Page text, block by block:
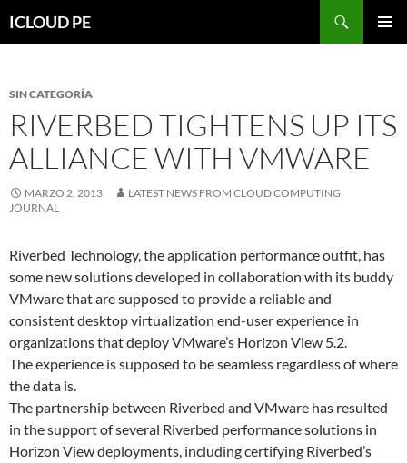
hacia
ICLOUD PE
SIN CATEGORÍA
RIVERBED TIGHTENS UP ITS
ALLIANCE WITH VMWARE
MARZO 2, 2013
LATEST NEWS FROM CLOUD COMPUTING
JOURNAL
Riverbed Technology, the application performance outfit, has
some new solutions developed in collaboration with its buddy
VMware that are supposed to provide a reliable and
consistent desktop virtualization end-user experience in
organizations that deploy VMware’s Horizon View 5.2.
The experience is supposed to be seamless regardless of where
the data is.
The partnership between Riverbed and VMware has resulted
in the support of several Riverbed performance solutions in
Horizon View deployments, including certifying Riverbed’s